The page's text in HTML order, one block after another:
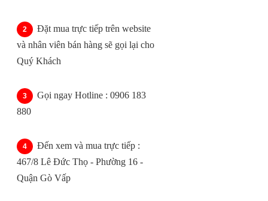
Đặt mua trực tiếp trên website
và nhân viên bán hàng sẽ gọi lại cho
Quý Khách
Gọi ngay Hotline : 0906 183
880
Đến xem và mua trực tiếp :
467/8 Lê Đức Thọ - Phường 16 -
Quận Gò Vấp